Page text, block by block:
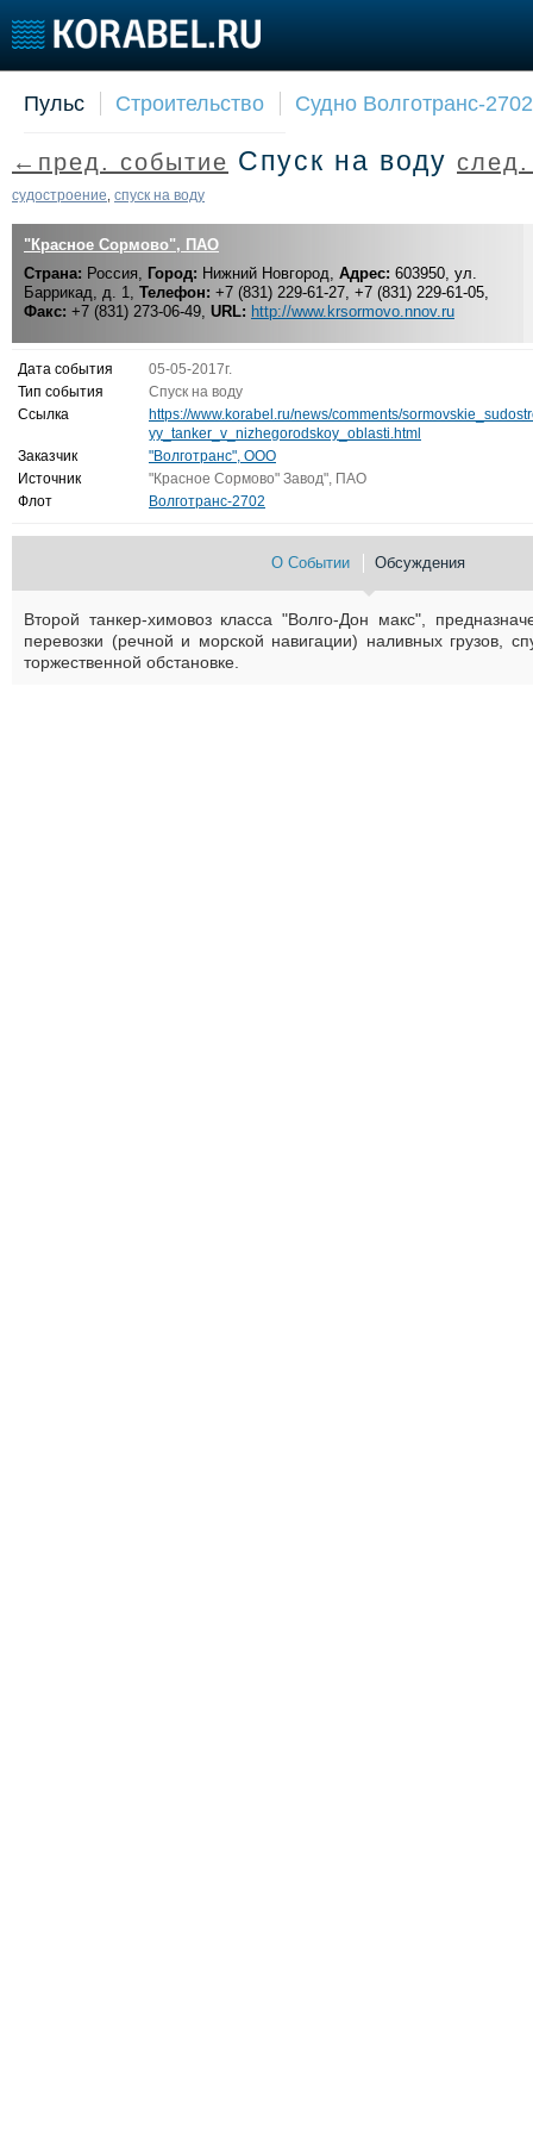
Пульс
Новости
Репутация
Работа
Крюинг
Реклама
Доска объявлений
Изделия
Материалы
Услуги
Пульс Строительство Судно Волготранс-2702
←пред. событие Спуск на воду
судостроение спуск на воду
"Красное Сормово", ПАО
Страна: Россия, Город: Нижний Новгород, Адрес: 603950, ул.
Баррикад, д. 1, Телефон: +7 (831) 229-61-27, +7 (831) 229-61-05,
Факс: +7 (831) 273-06-49, URL: http://www.krsormovo.nnov.ru
Дата события
05-05-2017г.
Тип события
Спуск на воду
Ссылка
https://www.korabel.ru/news/comments/
yy_tanker_v_nizhegorodskoy_oblasti.html
Заказчик
"Волготранс", ООО
Источник
"Красное Сормово" Завод", ПАО
Флот
Волготранс-2702
О Событии Обсуждения
Второй танкер-химовоз класса "Волго-Дон макс",
перевозки (речной и морской навигации) наливных грузов,
торжественной обстановке.